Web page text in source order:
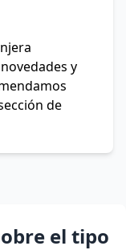
y
de
el tipo